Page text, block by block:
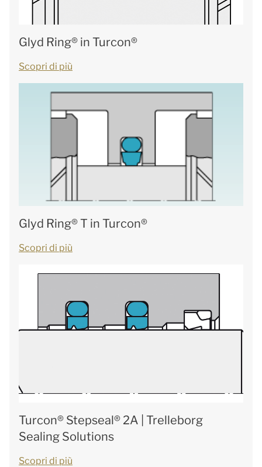
Glyd Ring® in Turcon®
Scopri di più
Glyd Ring® T in Turcon®
Scopri di più
Turcon® Stepseal® 2A | Trelleborg
Sealing Solutions
Scopri di più